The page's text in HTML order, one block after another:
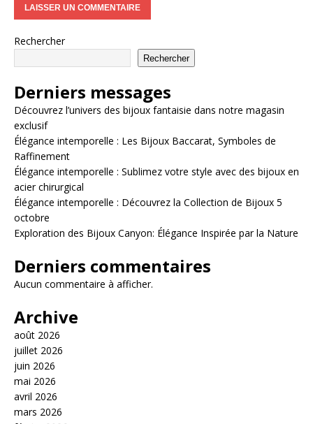
Rechercher
Rechercher
Derniers messages
Découvrez l’univers des bijoux fantaisie dans notre magasin
exclusif
Élégance intemporelle : Les Bijoux Baccarat, Symboles de
Raffinement
Élégance intemporelle : Sublimez votre style avec des bijoux en
acier chirurgical
Élégance intemporelle : Découvrez la Collection de Bijoux 5
octobre
Exploration des Bijoux Canyon: Élégance Inspirée par la Nature
Derniers commentaires
Aucun commentaire à afficher.
Archive
août 2026
juillet 2026
juin 2026
mai 2026
avril 2026
mars 2026